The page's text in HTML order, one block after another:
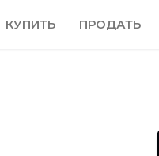
КУПИТЬ ПРОДАТЬ